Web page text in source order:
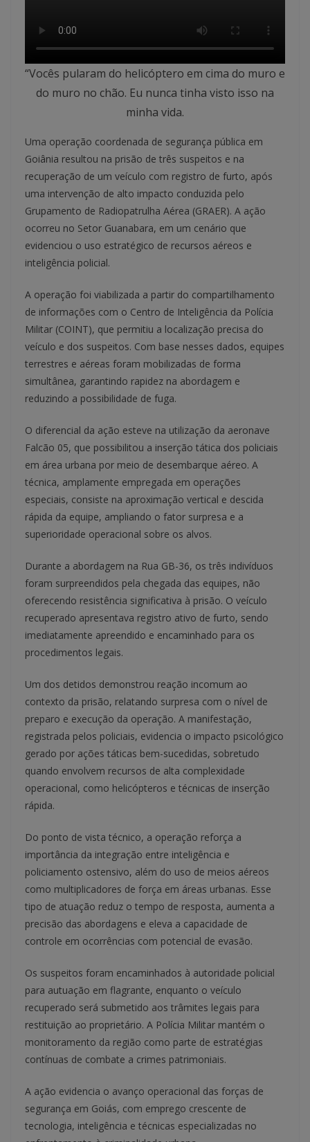
“Vocês pularam do helicóptero em cima do muro e
do muro no chão. Eu nunca tinha visto isso na
minha vida.
Uma operação coordenada de segurança pública em
Goiânia resultou na prisão de três suspeitos e na
recuperação de um veículo com registro de furto, após
uma intervenção de alto impacto conduzida pelo
Grupamento de Radiopatrulha Aérea (GRAER). A ação
ocorreu no Setor Guanabara, em um cenário que
evidenciou o uso estratégico de recursos aéreos e
inteligência policial.
A operação foi viabilizada a partir do compartilhamento
de informações com o Centro de Inteligência da Polícia
Militar (COINT), que permitiu a localização precisa do
veículo e dos suspeitos. Com base nesses dados, equipes
terrestres e aéreas foram mobilizadas de forma
simultânea, garantindo rapidez na abordagem e
reduzindo a possibilidade de fuga.
O diferencial da ação esteve na utilização da aeronave
Falcão 05, que possibilitou a inserção tática dos policiais
em área urbana por meio de desembarque aéreo. A
técnica, amplamente empregada em operações
especiais, consiste na aproximação vertical e descida
rápida da equipe, ampliando o fator surpresa e a
superioridade operacional sobre os alvos.
Durante a abordagem na Rua GB-36, os três indivíduos
foram surpreendidos pela chegada das equipes, não
oferecendo resistência significativa à prisão. O veículo
recuperado apresentava registro ativo de furto, sendo
imediatamente apreendido e encaminhado para os
procedimentos legais.
Um dos detidos demonstrou reação incomum ao
contexto da prisão, relatando surpresa com o nível de
preparo e execução da operação. A manifestação,
registrada pelos policiais, evidencia o impacto psicológico
gerado por ações táticas bem-sucedidas, sobretudo
quando envolvem recursos de alta complexidade
operacional, como helicópteros e técnicas de inserção
rápida.
Do ponto de vista técnico, a operação reforça a
importância da integração entre inteligência e
policiamento ostensivo, além do uso de meios aéreos
como multiplicadores de força em áreas urbanas. Esse
tipo de atuação reduz o tempo de resposta, aumenta a
precisão das abordagens e eleva a capacidade de
controle em ocorrências com potencial de evasão.
Os suspeitos foram encaminhados à autoridade policial
para autuação em flagrante, enquanto o veículo
recuperado será submetido aos trâmites legais para
restituição ao proprietário. A Polícia Militar mantém o
monitoramento da região como parte de estratégias
contínuas de combate a crimes patrimoniais.
A ação evidencia o avanço operacional das forças de
segurança em Goiás, com emprego crescente de
tecnologia, inteligência e técnicas especializadas no